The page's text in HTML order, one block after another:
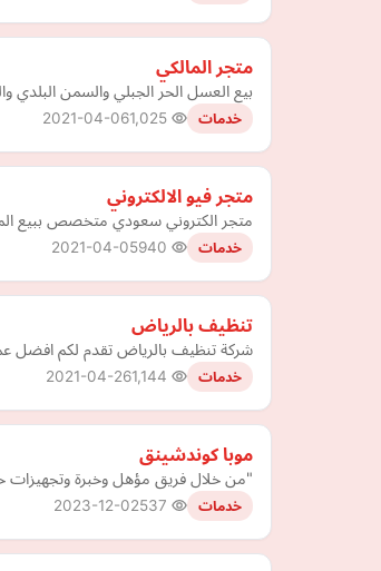
متجر المالكي
بيع العسل الحر الجبلي والسمن البلدي
خدمات 2021-04-06
متجر فيو الالكتروني
متجر الكتروني سعودي متخصص ببيع
خدمات 2021-04-05
تنظيف بالرياض
شركة تنظيف بالرياض تقدم لكم افضل
خدمات 2021-04-26
موبا كوندشينق
"من خلال فريق مؤهل وخبرة وتجهيزات
خدمات 2023-12-02